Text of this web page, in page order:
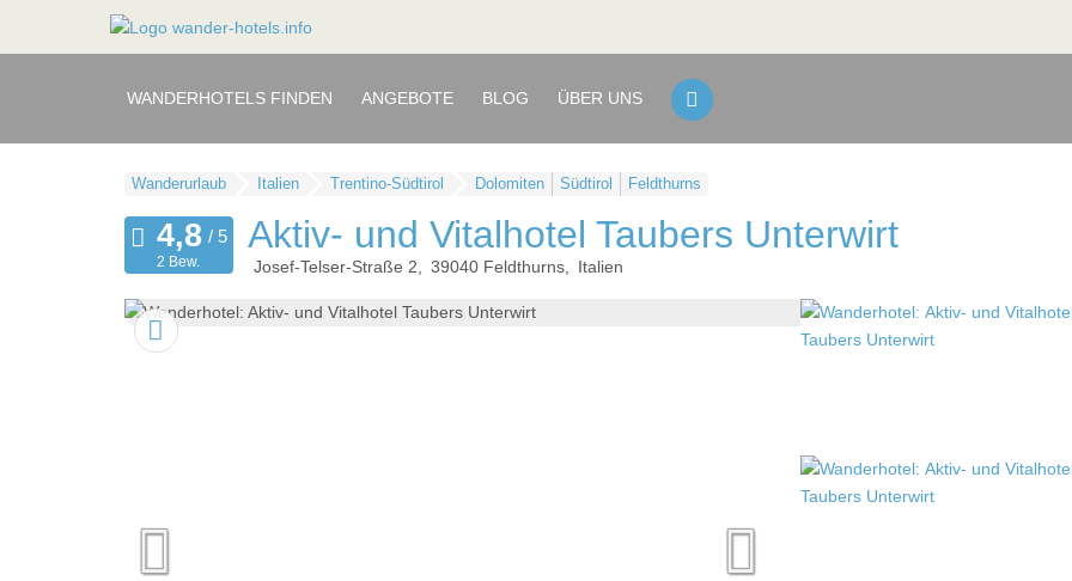
WANDERHOTELS FINDEN ANGEBOTE BLOG ÜBER UNS
Wanderurlaub Italien Trentino-Südtirol Dolomiten Südtirol Feldthurns
Aktiv- und Vitalhotel Taubers Unterwirt
Josef-Telser-Straße 2 39040 Feldthurns Italien
2 Bew.